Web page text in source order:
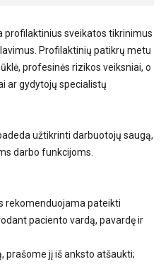
profilaktinius sveikatos tikrinimus
Profilaktinių patikrų metu
profesinės rizikos veiksniai, o
ar gydytojų specialistų
užtikrinti darbuotojų saugą,
darbo funkcijoms.
rekomenduojama pateikti
paciento vardą, pavardę ir
prašome jį iš anksto atšaukti;